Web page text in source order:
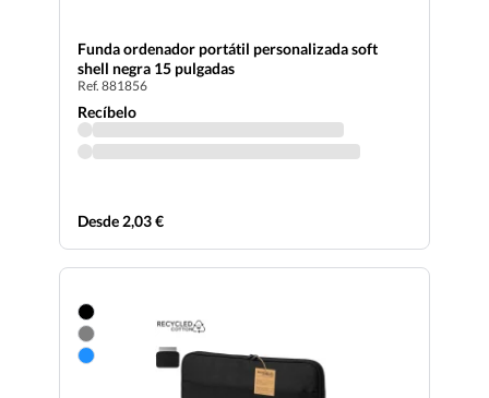
Funda ordenador portátil personalizada soft
shell negra 15 pulgadas
Ref. 881856
Recíbelo
Desde 2,03 €